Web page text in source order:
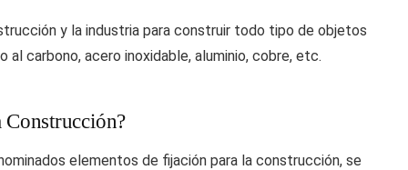
y la industria para construir todo tipo de objetos
carbono, acero inoxidable, aluminio, cobre, etc.
Construcción?
elementos de fijación para la construcción, se